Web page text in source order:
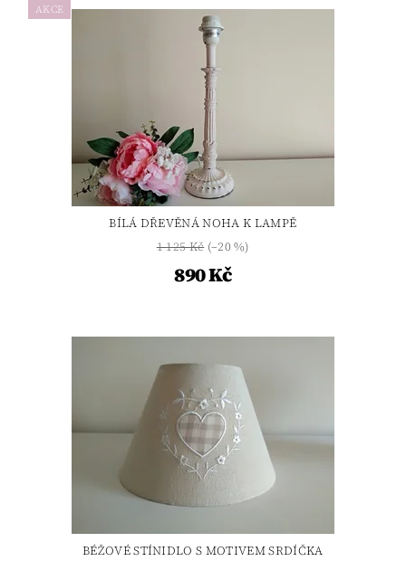
AKCE
BÍLÁ DŘEVĚNÁ NOHA K LAMPĚ
1 125 Kč(–20 %)
890 Kč
BÉŽOVÉ STÍNIDLO S MOTIVEM SRDÍČKA